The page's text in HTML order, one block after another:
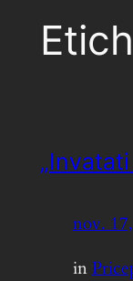
nov.
in